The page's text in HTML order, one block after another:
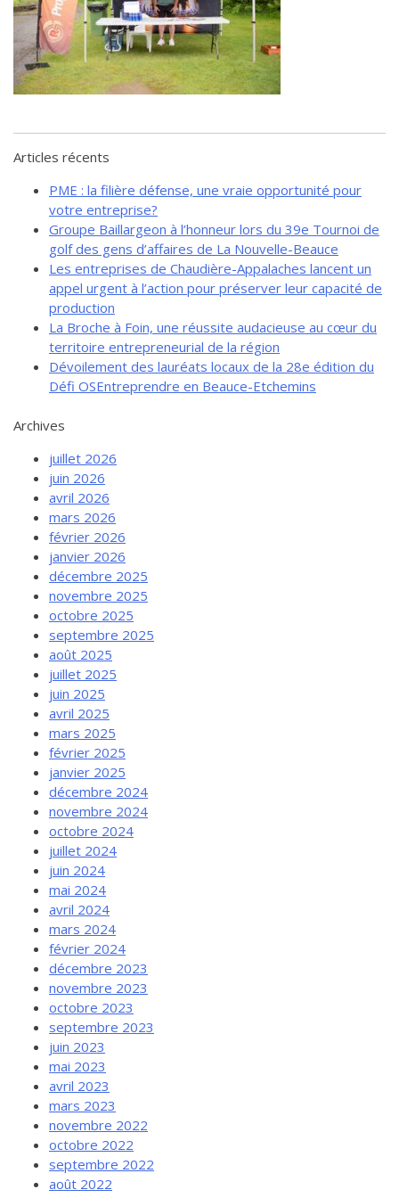
de solidarité
Futurpreneur
Toile entrepreneuriale Nouvelle-
Beauce
Articles récents
PME : la filière défense, une vraie opportunité pour
votre entreprise?
Groupe Baillargeon à l’honneur lors du 39e Tournoi de
golf des gens d’affaires de La Nouvelle-Beauce
Les entreprises de Chaudière-Appalaches lancent un
appel urgent à l’action pour préserver leur capacité de
production
La Broche à Foin, une réussite audacieuse au cœur du
territoire entrepreneurial de la région
Dévoilement des lauréats locaux de la 28e édition du
Défi OSEntreprendre en Beauce-Etchemins
Archives
juillet 2026
juin 2026
avril 2026
mars 2026
février 2026
janvier 2026
décembre 2025
novembre 2025
octobre 2025
septembre 2025
août 2025
juillet 2025
juin 2025
avril 2025
mars 2025
février 2025
janvier 2025
décembre 2024
novembre 2024
octobre 2024
juillet 2024
juin 2024
mai 2024
avril 2024
mars 2024
février 2024
décembre 2023
novembre 2023
octobre 2023
septembre 2023
juin 2023
mai 2023
avril 2023
mars 2023
novembre 2022
octobre 2022
septembre 2022
août 2022